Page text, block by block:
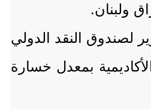
ولبنان.
لصندوق النقد الدولي
الأكاديمية بمعدل خسارة